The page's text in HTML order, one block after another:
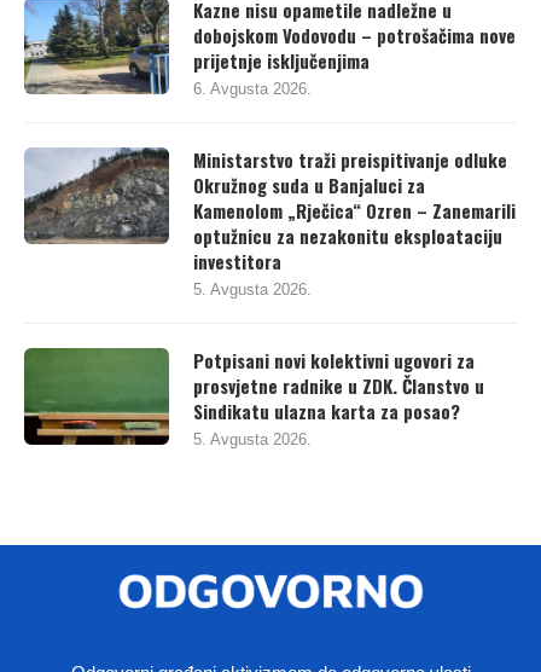
Kazne nisu opametile nadležne u
dobojskom Vodovodu – potrošačima nove
prijetnje isključenjima
6. Avgusta 2026.
Ministarstvo traži preispitivanje odluke
Okružnog suda u Banjaluci za
Kamenolom „Rječica“ Ozren – Zanemarili
optužnicu za nezakonitu eksploataciju
investitora
5. Avgusta 2026.
Potpisani novi kolektivni ugovori za
prosvjetne radnike u ZDK. Članstvo u
Sindikatu ulazna karta za posao?
5. Avgusta 2026.